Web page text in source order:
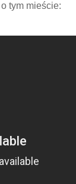
tym mieście: